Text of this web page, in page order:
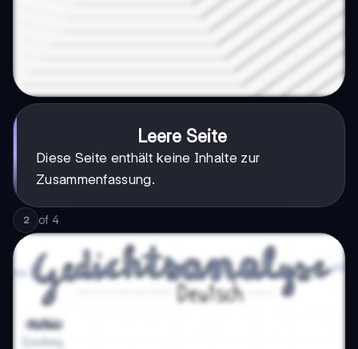
Leere Seite
Diese Seite enthält keine Inhalte zur
Zusammenfassung.
2 of 4